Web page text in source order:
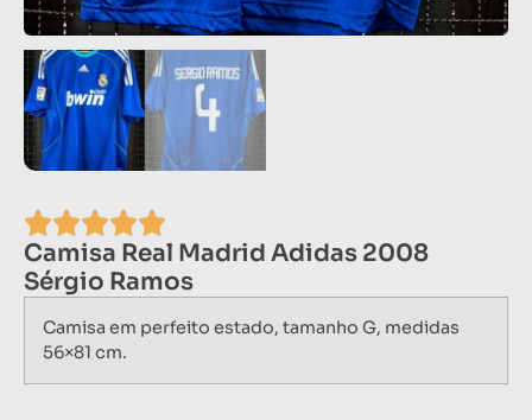
Camisa Real Madrid Adidas 2008
Sérgio Ramos
Camisa em perfeito estado, tamanho G, medidas
56×81 cm.